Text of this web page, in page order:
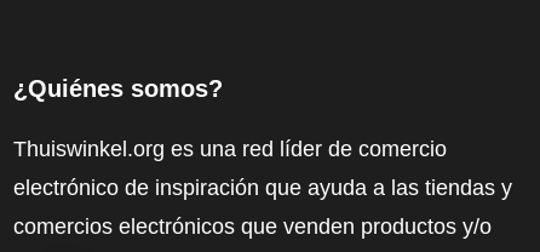
¿Quiénes somos?
Thuiswinkel.org es una red líder de comercio
electrónico de inspiración que ayuda a las tiendas y
comercios electrónicos que venden productos y/o